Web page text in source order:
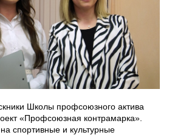
Школы профсоюзного актива
«Профсоюзная контрамарка».
спортивные и культурные